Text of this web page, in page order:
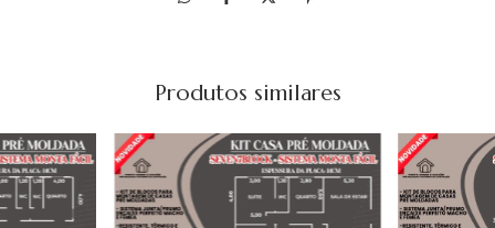
Produtos similares